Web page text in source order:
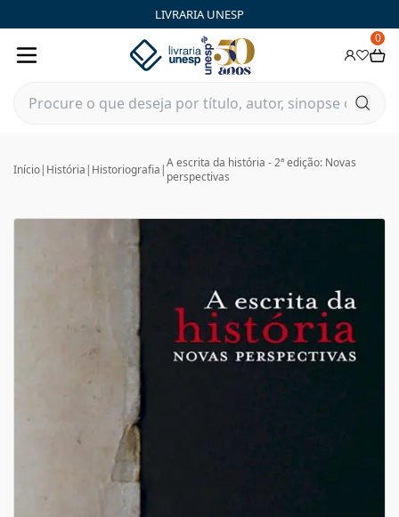
LIVRARIA UNESP
0
Início| História | Historiografia |A escrita da história - 2ª edição: Novas
perspectivas